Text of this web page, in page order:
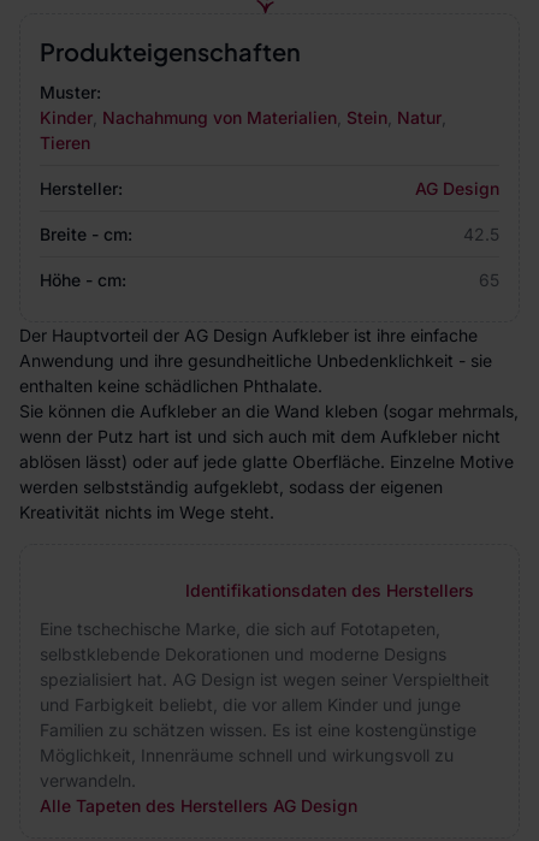
Produkteigenschaften
Muster:
Kinder Nachahmung von Materialien Stein Natur
Tieren
Hersteller: AG Design
Breite - cm: 42.5
Höhe - cm: 65
Der Hauptvorteil der AG Design Aufkleber ist ihre einfache
Anwendung und ihre gesundheitliche Unbedenklichkeit - sie
enthalten keine schädlichen Phthalate.
Sie können die Aufkleber an die Wand kleben (sogar mehrmals,
wenn der Putz hart ist und sich auch mit dem Aufkleber nicht
ablösen lässt) oder auf jede glatte Oberfläche. Einzelne Motive
werden selbstständig aufgeklebt, sodass der eigenen
Kreativität nichts im Wege steht.
Identifikationsdaten des Herstellers
Eine tschechische Marke, die sich auf Fototapeten,
selbstklebende Dekorationen und moderne Designs
spezialisiert hat. AG Design ist wegen seiner Verspieltheit
und Farbigkeit beliebt, die vor allem Kinder und junge
Familien zu schätzen wissen. Es ist eine kostengünstige
Möglichkeit, Innenräume schnell und wirkungsvoll zu
verwandeln.
Alle Tapeten des Herstellers AG Design